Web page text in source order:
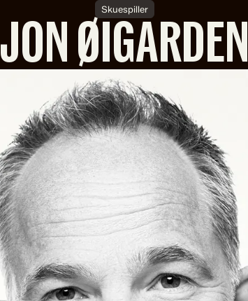
Skuespiller
JON ØIGARDEN